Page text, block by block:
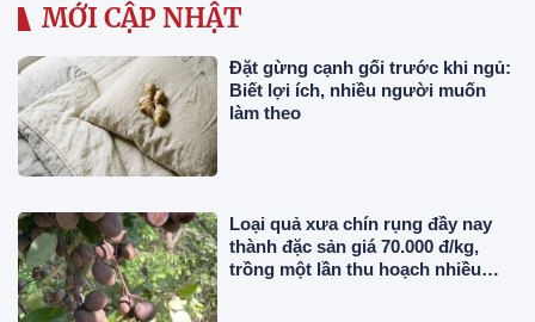
MỚI CẬP NHẬT
Đặt gừng cạnh gối trước khi ngủ:
Biết lợi ích, nhiều người muốn
làm theo
Loại quả xưa chín rụng đầy nay
thành đặc sản giá 70.000 đ/kg,
trồng một lần thu hoạch nhiều